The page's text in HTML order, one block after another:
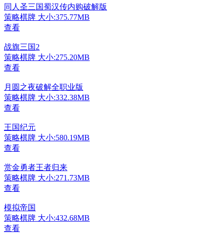
同人圣三国蜀汉传内购破解版
策略棋牌 大小:375.77MB
查看
战旗三国2
策略棋牌 大小:275.20MB
查看
月圆之夜破解全职业版
策略棋牌 大小:332.38MB
查看
王国纪元
策略棋牌 大小:580.19MB
查看
赏金勇者王者归来
策略棋牌 大小:271.73MB
查看
模拟帝国
策略棋牌 大小:432.68MB
查看